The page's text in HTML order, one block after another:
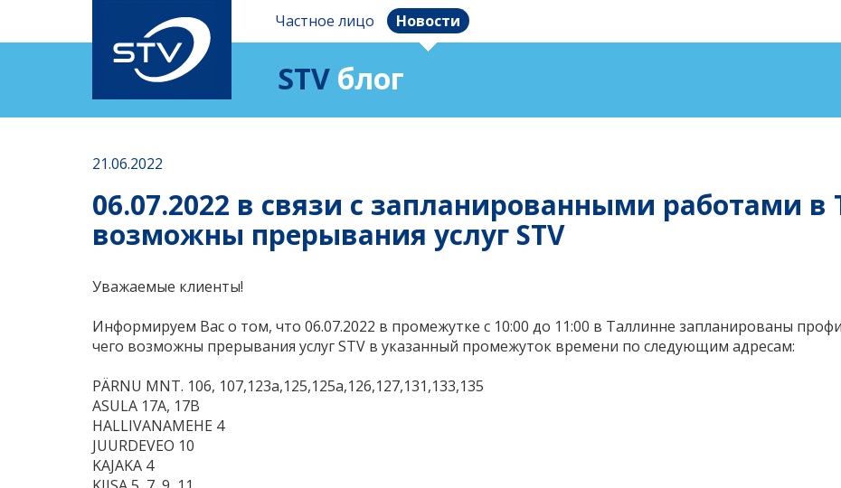
Частное лицо Новости
STV блог
21.06.2022
06.07.2022 в связи с запланированными работами в
возможны прерывания услуг STV
Уважаемые клиенты!
Информируем Вас о том, что 06.07.2022 в промежутке с 10:00 до 11:00 в Таллинне запланированы
чего возможны прерывания услуг STV в указанный промежуток времени по следующим адресам:
PÄRNU MNT. 106, 107,123a,125,125a,126,127,131,133,135
ASULA 17A, 17B
HALLIVANAMEHE 4
JUURDEVEO 10
KAJAKA 4